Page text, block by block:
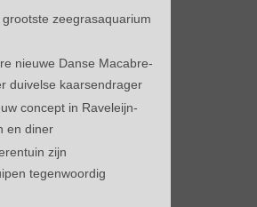
zeegrasaquarium
nieuwe Danse Macabre-
duivelse kaarsendrager
concept in Raveleijn-
en diner
zijn
tegenwoordig